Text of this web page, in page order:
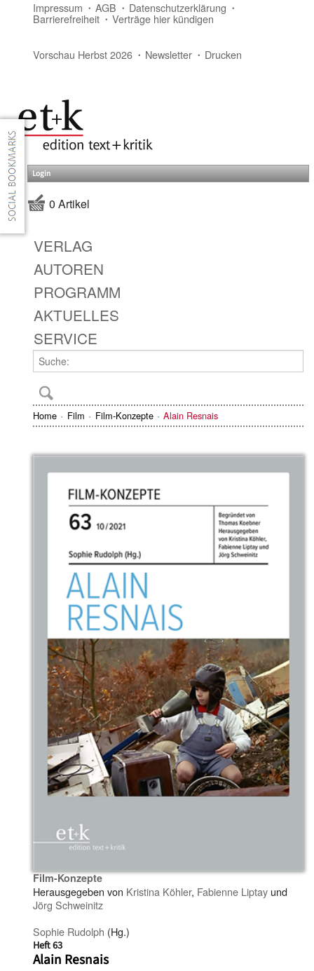
Impressum AGB Datenschutzerklärung
Barrierefreiheit Verträge hier kündigen
Vorschau Herbst 2026 Newsletter Drucken
Login
0 Artikel
VERLAG
AUTOREN
PROGRAMM
AKTUELLES
SERVICE
Home Film Film-Konzepte Alain Resnais
Film-Konzepte
Herausgegeben von Kristina Köhler, Fabienne Liptay und
Jörg Schweinitz
Sophie Rudolph (Hg.)
Heft 63
Alain Resnais